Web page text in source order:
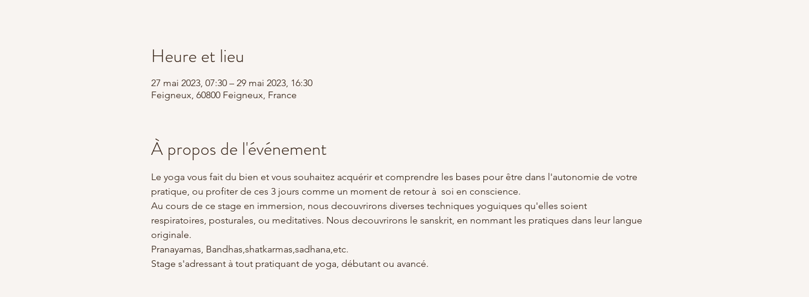
Heure et lieu
27 mai 2023, 07:30 – 29 mai 2023, 16:30
Feigneux, 60800 Feigneux, France
À propos de l'événement
Le yoga vous fait du bien et vous souhaitez acquérir et comprendre les bases pour être dans l'autonomie de votre
pratique, ou profiter de ces 3 jours comme un moment de retour à  soi en conscience.
Au cours de ce stage en immersion, nous decouvrirons diverses techniques yoguiques qu'elles soient
respiratoires, posturales, ou meditatives. Nous decouvrirons le sanskrit, en nommant les pratiques dans leur langue
originale.
Pranayamas, Bandhas,shatkarmas,sadhana,etc.
Stage s'adressant à tout pratiquant de yoga, débutant ou avancé.